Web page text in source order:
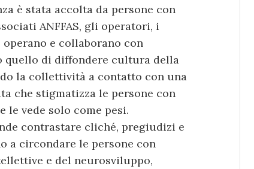
è stata accolta da persone con
ANFFAS, gli operatori, i
e collaborano con
quello di diffondere cultura della
la collettività a contatto con una
che stigmatizza le persone con
vede solo come pesi.
contrastare cliché, pregiudizi e
a circondare le persone con
e del neurosviluppo,